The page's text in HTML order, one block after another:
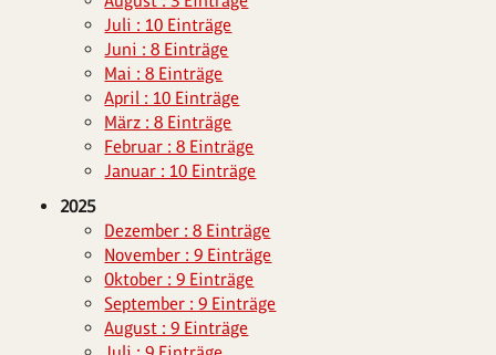
Juli : 10 Einträge
Juni : 8 Einträge
Mai : 8 Einträge
April : 10 Einträge
März : 8 Einträge
Februar : 8 Einträge
Januar : 10 Einträge
2025
Dezember : 8 Einträge
November : 9 Einträge
Oktober : 9 Einträge
September : 9 Einträge
August : 9 Einträge